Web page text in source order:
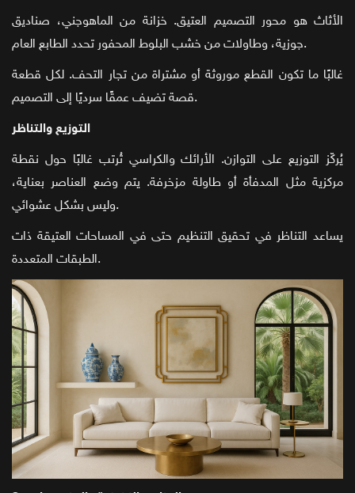
الأثاث هو محور التصميم العتيق. خزانة من الماهوجني، صناديق
جوزية، وطاولات من خشب البلوط المحفور تحدد الطابع العام.
غالبًا ما تكون القطع موروثة أو مشتراة من تجار التحف. لكل قطعة
قصة تضيف عمقًا سرديًا إلى التصميم.
التوزيع والتناظر
يُركّز التوزيع على التوازن. الأرائك والكراسي تُرتب غالبًا حول نقطة
مركزية مثل المدفأة أو طاولة مزخرفة. يتم وضع العناصر بعناية،
وليس بشكل عشوائي.
يساعد التناظر في تحقيق التنظيم حتى في المساحات العتيقة ذات
الطبقات المتعددة.